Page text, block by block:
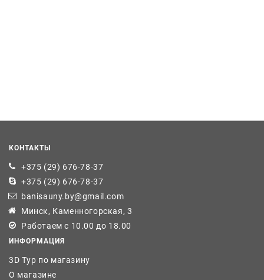
КОНТАКТЫ
+375 (29) 676-78-37
+375 (29) 676-78-37
banisauny.by@gmail.com
Минск, Каменногорская, 3
Работаем с 10.00 до 18.00
ИНФОРМАЦИЯ
3D Тур по магазину
О магазине